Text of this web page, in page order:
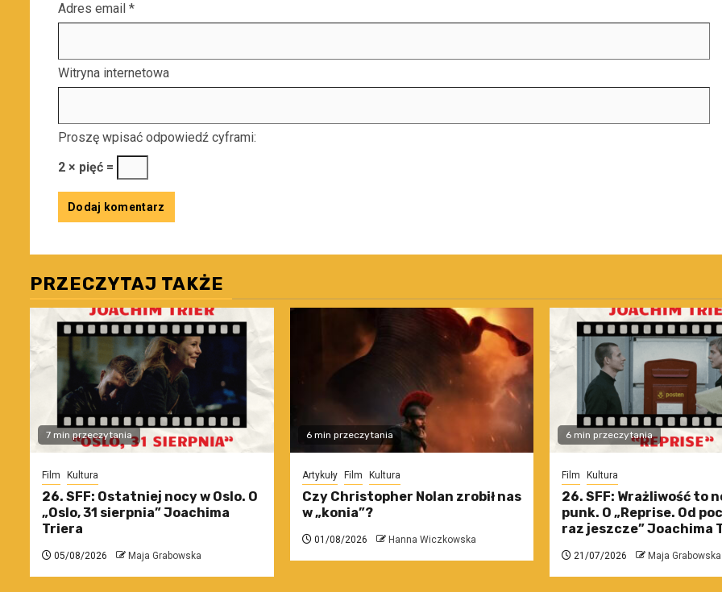
Adres email *
Witryna internetowa
Proszę wpisać odpowiedź cyframi:
2 × pięć =
PRZECZYTAJ TAKŻE
7 min przeczytania
Film Kultura
26. SFF: Ostatniej nocy w Oslo. O
„Oslo, 31 sierpnia” Joachima
Triera
05/08/2026 Maja Grabowska
6 min przeczytania
Artykuły Film Kultura
Czy Christopher Nolan zrobił nas
w „konia”?
01/08/2026 Hanna Wiczkowska
6 min przeczytania
Film Kultura
26. SFF: Wrażliwość to
punk. O „Reprise. Od
raz jeszcze” Joachima
21/07/2026 Maja Grabowska